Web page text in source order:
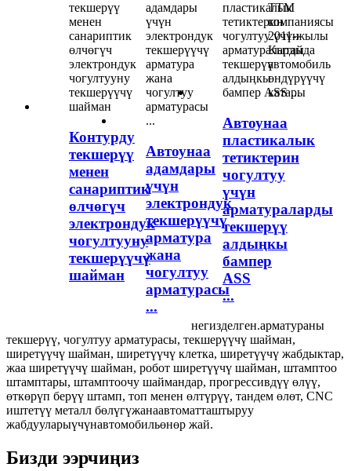
Контурду
текшерүү
менен
санариптик
өлчөгүч
электрондук
чогултууну
текшерүүчү
шайман
Автоунаа
адамдары
үчүн
электрондук
текшерүүчү
арматура
жана
чогултуу
арматурасы
...
Автоунаа
пластикалык
тетиктерин
чогултуу
үчүн
арматураларды
текшерүү
алдыңкы
бампер
ASS
...
TTM
компаниясы
2011-жылы
Кытайда
автомобиль
өндүрүүчү
катары
негизделген.арматураны
текшерүү, чогултуу арматурасы, текшерүүчү шайман,
ширетүүчү шайман, ширетүүчү клетка, ширетүүчү жабдыктар,
жаа ширетүүчү шайман, робот ширетүүчү шайман, штамптоо
штамптары, штамптоочу шаймандар, прогрессивдүү өлүү,
өткөрүп берүү штамп, топ менен өлтүрүү, тандем өлөт, CNC
иштетүү металл бөлүгүжанаавтоматташтыруу
жабдууларыүчүнавтомобильөнөр жай.
Бизди ээрчиңиз